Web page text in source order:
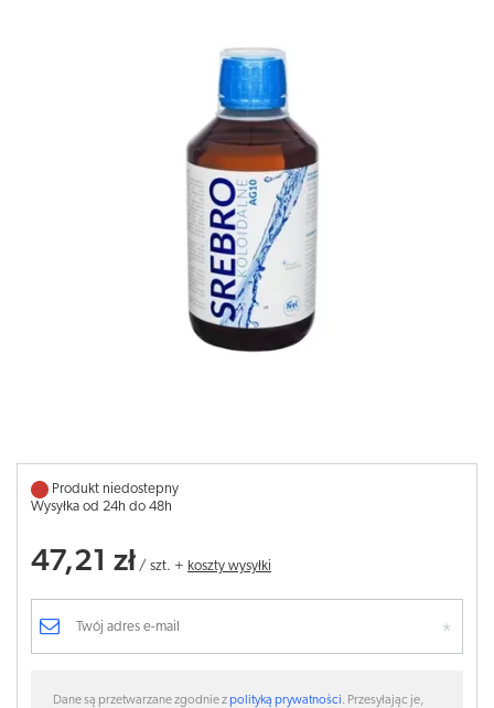
Produkt niedostepny
Wysyłka od 24h do 48h
47,21 zł / szt. + koszty wysyłki
Dane są przetwarzane zgodnie zpolityką prywatności. Przesyłając je,